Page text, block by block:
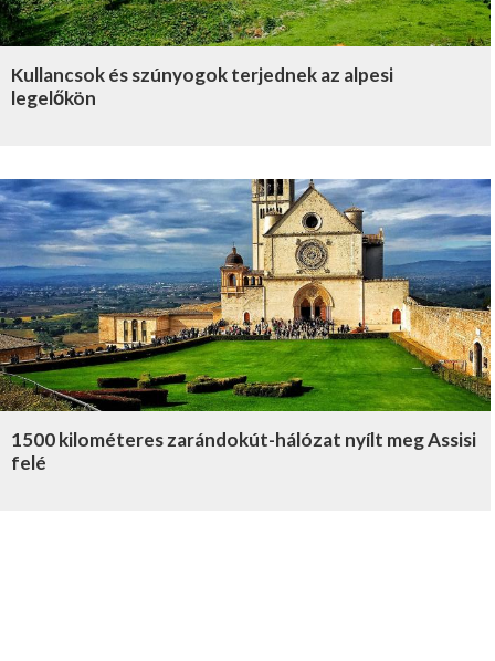
Kullancsok és szúnyogok terjednek az alpesi
legelőkön
1500 kilométeres zarándokút-hálózat nyílt meg Assisi
felé